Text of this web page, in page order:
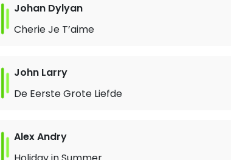
Johan Dylyan
Cherie Je T’aime
John Larry
De Eerste Grote Liefde
Alex Andry